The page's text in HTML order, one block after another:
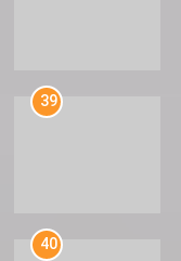
39
40